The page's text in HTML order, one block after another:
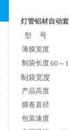
灯管铝材自动
型 号
薄膜宽度
制袋长度60 ～
制袋宽度
产品高度
膜卷直径
包装速度